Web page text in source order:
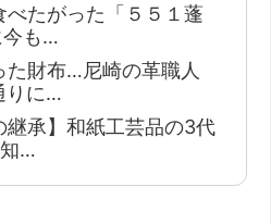
たがった「５５１蓬
も…
財布…尼崎の革職人
りに…
承】和紙工芸品の3代
…